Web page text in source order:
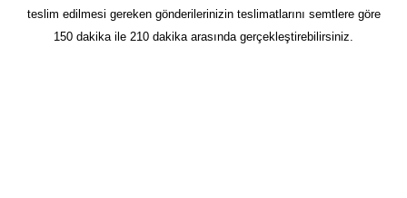
teslim edilmesi gereken gönderilerinizin teslimatlarını semtlere göre
150 dakika ile 210 dakika arasında gerçekleştirebilirsiniz.